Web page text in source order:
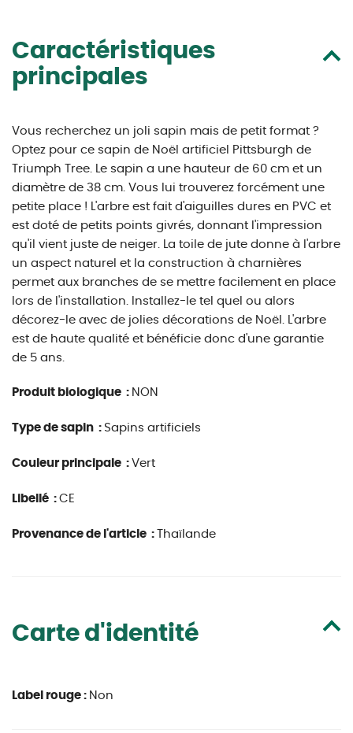
Caractéristiques
principales
Vous recherchez un joli sapin mais de petit format ?
Optez pour ce sapin de Noël artificiel Pittsburgh de
Triumph Tree. Le sapin a une hauteur de 60 cm et un
diamètre de 38 cm. Vous lui trouverez forcément une
petite place ! L'arbre est fait d'aiguilles dures en PVC et
est doté de petits points givrés, donnant l'impression
qu'il vient juste de neiger. La toile de jute donne à l'arbre
un aspect naturel et la construction à charnières
permet aux branches de se mettre facilement en place
lors de l'installation. Installez-le tel quel ou alors
décorez-le avec de jolies décorations de Noël. L'arbre
est de haute qualité et bénéficie donc d'une garantie
de 5 ans.
Produit biologique : NON
Type de sapin : Sapins artificiels
Couleur principale : Vert
Libellé : CE
Provenance de l'article : Thaïlande
Carte d'identité
Label rouge : Non